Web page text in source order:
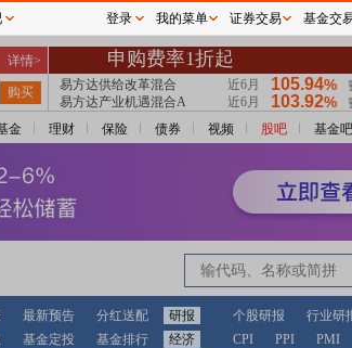
金 理财 保险 债券 视频 股吧 基金吧
最新预告 分红送配 研报 个股研报 行业研
基金定投 基金排行 经济 CPI PPI PMI
登录 我的菜单 证券交易 基金交